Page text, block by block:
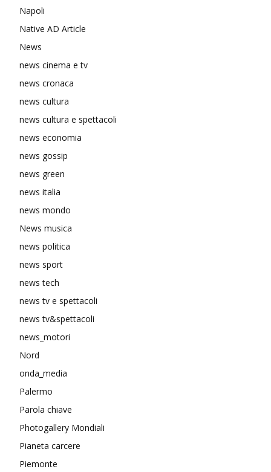
Napoli
Native AD Article
News
news cinema e tv
news cronaca
news cultura
news cultura e spettacoli
news economia
news gossip
news green
news italia
news mondo
News musica
news politica
news sport
news tech
news tv e spettacoli
news tv&spettacoli
news_motori
Nord
onda_media
Palermo
Parola chiave
Photogallery Mondiali
Pianeta carcere
Piemonte